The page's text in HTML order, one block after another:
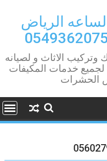
الرياض
وتركيب الاثاث و لصيانه
خدمات المكيفات
الحشرات